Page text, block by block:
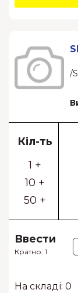
/
Кіл-ть
1 +
10 +
50 +
Ввести
Кратно: 1
На складі: 0